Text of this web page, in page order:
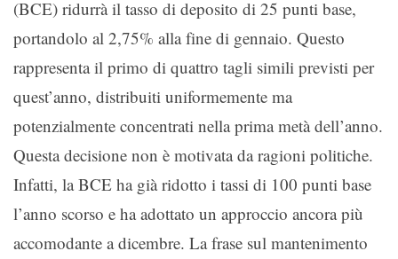
(BCE) ridurrà il tasso di deposito di 25 punti base,
portandolo al 2,75% alla fine di gennaio. Questo
rappresenta il primo di quattro tagli simili previsti per
quest’anno, distribuiti uniformemente ma
potenzialmente concentrati nella prima metà dell’anno.
Questa decisione non è motivata da ragioni politiche.
Infatti, la BCE ha già ridotto i tassi di 100 punti base
l’anno scorso e ha adottato un approccio ancora più
accomodante a dicembre. La frase sul mantenimento